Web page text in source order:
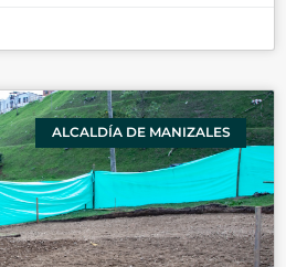
ALCALDÍA DE MANIZALES